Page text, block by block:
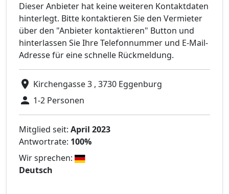
Dieser Anbieter hat keine weiteren Kontaktdaten
hinterlegt. Bitte kontaktieren Sie den Vermieter
über den "Anbieter kontaktieren" Button und
hinterlassen Sie Ihre Telefonnummer und E-Mail-
Adresse für eine schnelle Rückmeldung.
Kirchengasse 3 , 3730 Eggenburg
1-2 Personen
Mitglied seit: April 2023
Antwortrate: 100%
Wir sprechen:
Deutsch